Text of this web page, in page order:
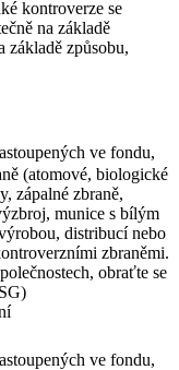
kontroverze se
na základě
základě způsobu,
ve fondu,
(atomové, biologické
zápalné zbraně,
munice s bílým
distribucí nebo
zbraněmi.
obraťte se
ve fondu,